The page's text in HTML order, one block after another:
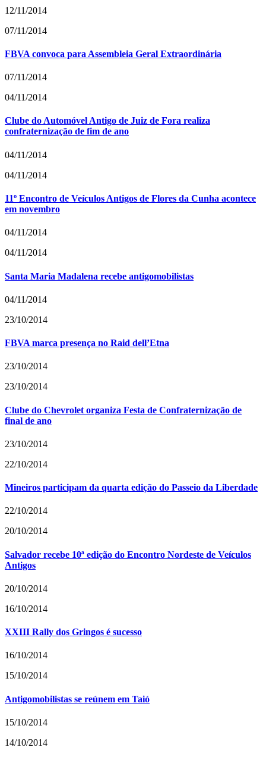
12/11/2014
07/11/2014
FBVA convoca para Assembleia Geral Extraordinária
07/11/2014
04/11/2014
Clube do Automóvel Antigo de Juiz de Fora realiza
confraternização de fim de ano
04/11/2014
04/11/2014
11º Encontro de Veículos Antigos de Flores da Cunha acontece
em novembro
04/11/2014
04/11/2014
Santa Maria Madalena recebe antigomobilistas
04/11/2014
23/10/2014
FBVA marca presença no Raid dell’Etna
23/10/2014
23/10/2014
Clube do Chevrolet organiza Festa de Confraternização de
final de ano
23/10/2014
22/10/2014
Mineiros participam da quarta edição do Passeio da Liberdade
22/10/2014
20/10/2014
Salvador recebe 10ª edição do Encontro Nordeste de Veículos
Antigos
20/10/2014
16/10/2014
XXIII Rally dos Gringos é sucesso
16/10/2014
15/10/2014
Antigomobilistas se reúnem em Taió
15/10/2014
14/10/2014